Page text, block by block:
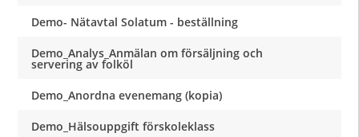
Demo- Nätavtal Solatum - beställning
Demo_Analys_Anmälan om försäljning och
servering av folköl
Demo_Anordna evenemang (kopia)
Demo_Hälsouppgift förskoleklass